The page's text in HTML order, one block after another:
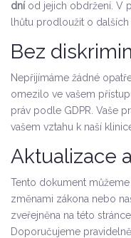
dní od jejich obdržení. V
lhůtu prodloužit o
Bez
Nepřijímáme žádné
omezilo ve vašem
práv podle GDPR. Vaše
vašem vztahu k naší
Aktualizace
Tento dokument
změnami zákona nebo
zveřejněna na této
Doporučujeme